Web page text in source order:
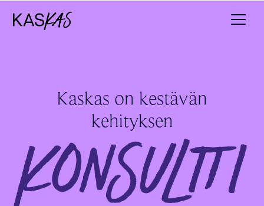
Kaskas on kestävän
kehityksen